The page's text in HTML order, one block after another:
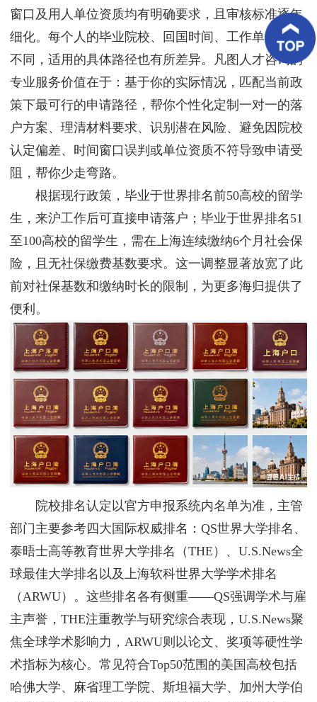
案
客
好
评
新
闻
资
讯
系
们
窗口及用人单位资质均有明确要求，且审核标准逐年
细化。每个人的毕业院校、回国时间、工作单位情况
不同，适用的具体路径也有所差异。凡图人才咨询的
专业服务价值在于：基于你的实际情况，匹配当前政
策下最可行的申请路径，帮你个性化定制一对一的落
户方案、理清材料要求、识别潜在风险、避免因院校
认定偏差、时间窗口误判或单位资质不符导致申请受
阻，帮你少走弯路。
根据现行政策，毕业于世界排名前50高校的留学
生，来沪工作后可直接申请落户；毕业于世界排名51
至100高校的留学生，需在上海连续缴纳6个月社会保
险，且无社保缴费基数要求。这一调整显著放宽了此
前对社保基数和缴纳时长的限制，为更多海归提供了
便利。
院校排名认定以官方申报系统内名单为准，主管
部门主要参考四大国际权威排名：QS世界大学排名、
泰晤士高等教育世界大学排名（THE）、U.S.News全
球最佳大学排名以及上海软科世界大学学术排名
（ARWU）。这些排名各有侧重——QS强调学术与雇
主声誉，THE注重教学与研究综合表现，U.S.News聚
焦全球学术影响力，ARWU则以论文、奖项等硬性学
术指标为核心。常见符合Top50范围的美国高校包括
哈佛大学、麻省理工学院、斯坦福大学、加州大学伯